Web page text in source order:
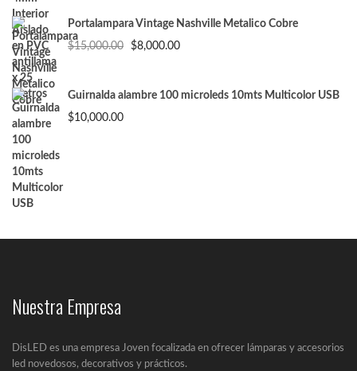
Portalampara Vintage Nashville Metalico Cobre
$15,000.00
El
era:
$8,000.00El
es:
Guirnalda alambre 100 microleds 10mts Multicolor USB
$10,000.00
Nuestra Empresa
DisLED es una empresa Joven focalizada en ofrecer lámparas y accesorios
led novedosos, decorativos y prácticos.